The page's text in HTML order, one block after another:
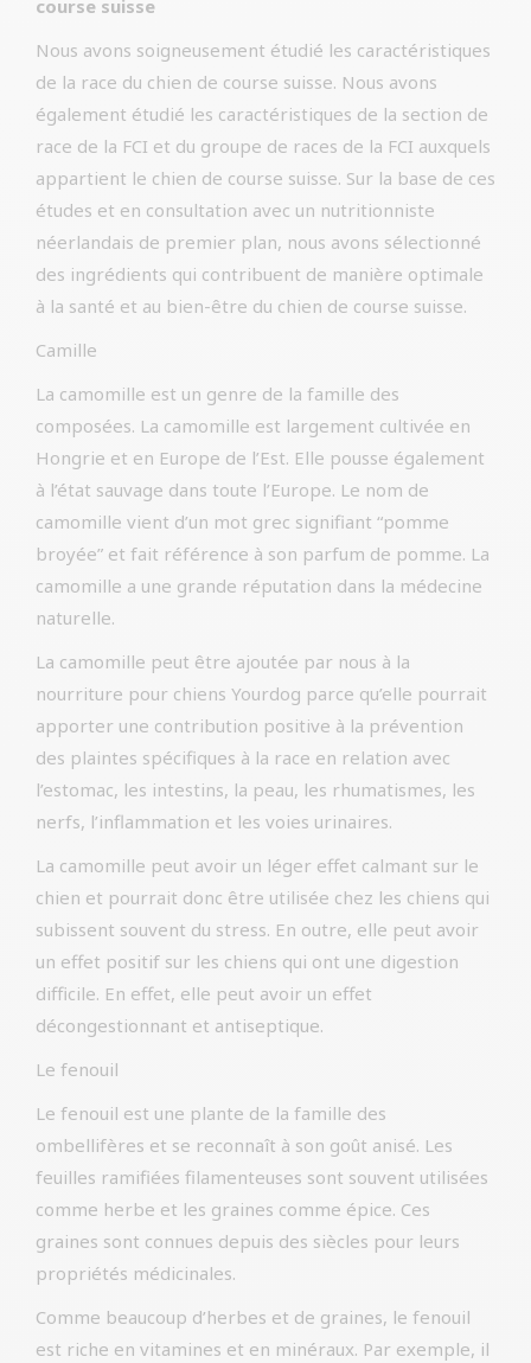
course suisse
Nous avons soigneusement étudié les caractéristiques
de la race du chien de course suisse. Nous avons
également étudié les caractéristiques de la section de
race de la FCI et du groupe de races de la FCI auxquels
appartient le chien de course suisse. Sur la base de ces
études et en consultation avec un nutritionniste
néerlandais de premier plan, nous avons sélectionné
des ingrédients qui contribuent de manière optimale
à la santé et au bien-être du chien de course suisse.
Camille
La camomille est un genre de la famille des
composées. La camomille est largement cultivée en
Hongrie et en Europe de l’Est. Elle pousse également
à l’état sauvage dans toute l’Europe. Le nom de
camomille vient d’un mot grec signifiant “pomme
broyée” et fait référence à son parfum de pomme. La
camomille a une grande réputation dans la médecine
naturelle.
La camomille peut être ajoutée par nous à la
nourriture pour chiens Yourdog parce qu’elle pourrait
apporter une contribution positive à la prévention
des plaintes spécifiques à la race en relation avec
l’estomac, les intestins, la peau, les rhumatismes, les
nerfs, l’inflammation et les voies urinaires.
La camomille peut avoir un léger effet calmant sur le
chien et pourrait donc être utilisée chez les chiens qui
subissent souvent du stress. En outre, elle peut avoir
un effet positif sur les chiens qui ont une digestion
difficile. En effet, elle peut avoir un effet
décongestionnant et antiseptique.
Le fenouil
Le fenouil est une plante de la famille des
ombellifères et se reconnaît à son goût anisé. Les
feuilles ramifiées filamenteuses sont souvent utilisées
comme herbe et les graines comme épice. Ces
graines sont connues depuis des siècles pour leurs
propriétés médicinales.
Comme beaucoup d’herbes et de graines, le fenouil
est riche en vitamines et en minéraux. Par exemple, il